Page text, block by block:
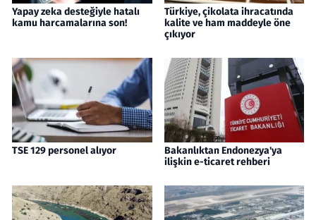
Yapay zeka desteğiyle hatalı
kamu harcamalarına son!
Türkiye, çikolata ihracatında
kalite ve ham maddeyle öne
çıkıyor
TSE 129 personel alıyor
Bakanlıktan Endonezya'ya
ilişkin e-ticaret rehberi